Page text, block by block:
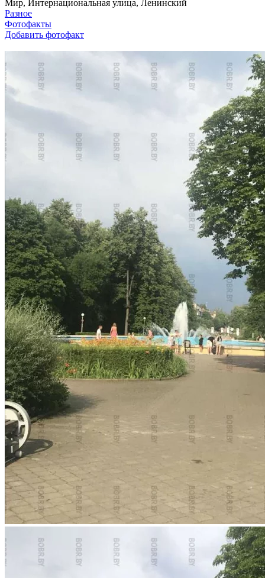
Мир, Интернациональная улица, Ленинский
Разное
Фотофакты
Добавить фотофакт